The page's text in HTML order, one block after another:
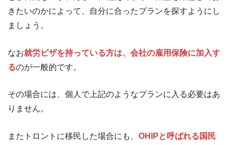
きたいのかによって、自分に合ったプランを探すようにし
ましょう。
なお就労ビザを持っている方は、会社の雇用保険に加入す
るのが一般的です。
その場合には、個人で上記のようなプランに入る必要はあ
りません。
またトロントに移民した場合にも、 OHIPと呼ばれる国民